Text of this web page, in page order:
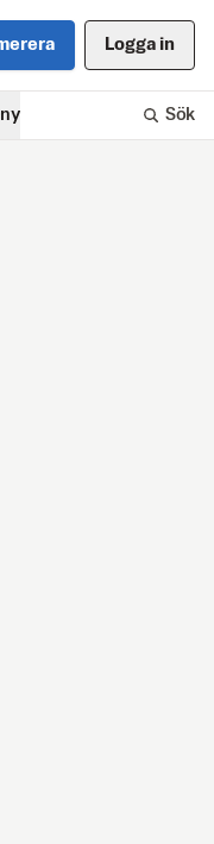
Logga in
Sök